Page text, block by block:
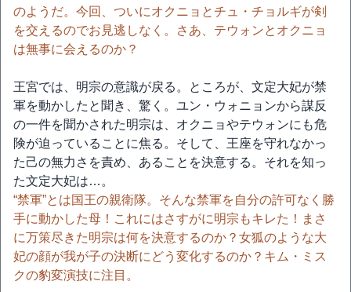
のようだ。今回、ついにオクニョとチュ・チョルギが剣
を交えるのでお見逃しなく。さあ、テウォンとオクニョ
は無事に会えるのか？
王宮では、明宗の意識が戻る。ところが、文定大妃が禁
軍を動かしたと聞き、驚く。ユン・ウォニョンから謀反
の一件を聞かされた明宗は、オクニョやテウォンにも危
険が迫っていることに焦る。そして、王座を守れなかっ
た己の無力さを責め、あることを決意する。それを知っ
た文定大妃は…。
“禁軍”とは国王の親衛隊。そんな禁軍を自分の許可なく勝
手に動かした母！これにはさすがに明宗もキレた！まさ
に万策尽きた明宗は何を決意するのか？女狐のような大
妃の顔が我が子の決断にどう変化するのか？キム・ミス
クの豹変演技に注目。